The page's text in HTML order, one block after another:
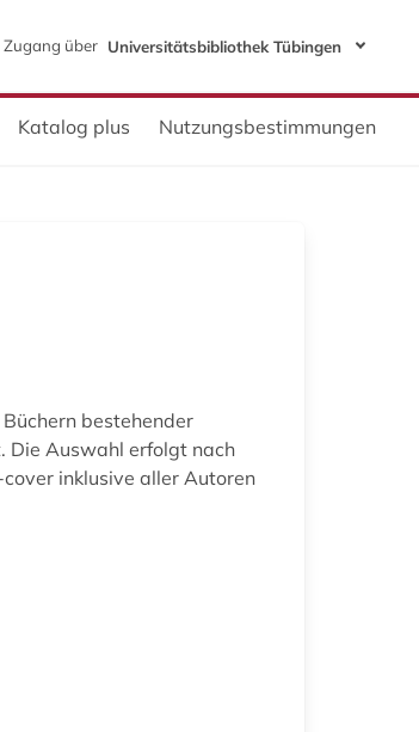
Zugang über Universitätsbibliothek Tübingen
Katalog plus Nutzungsbestimmungen
bestehender
Die Auswahl erfolgt nach
inklusive aller Autoren